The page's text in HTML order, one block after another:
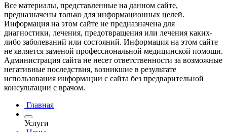
Все материалы, представленные на данном сайте,
предназначены только для информационных целей.
Информация на этом сайте не предназначена для
диагностики, лечения, предотвращения или лечения каких-
либо заболеваний или состояний. Информация на этом сайте
не является заменой профессиональной медицинской помощи.
Администрация сайта не несет ответственности за возможные
негативные последствия, возникшие в результате
использования информации с сайта без предварительной
консультации с врачом.
Главная
Услуги